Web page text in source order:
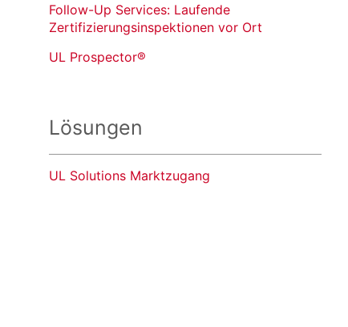
Follow-Up Services: Laufende
Zertifizierungsinspektionen vor Ort
UL Prospector®
Lösungen
UL Solutions Marktzugang